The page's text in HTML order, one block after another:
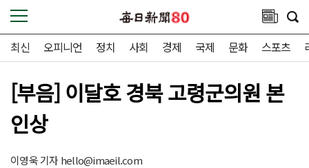
최신 오피니언 정치 사회 경제 국제 문화 스포츠
[부음] 이달호 경북 고령군의원 본
인상
이영욱 기자hello@imaeil.com